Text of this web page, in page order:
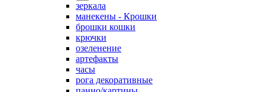
зеркала
манекены - Крошки
брошки кошки
крючки
озеленение
артефакты
часы
рога декоративные